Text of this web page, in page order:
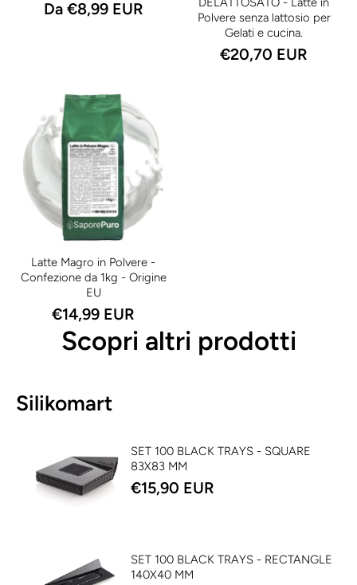
Da €8,99 EUR
Polvere senza lattosio per
Gelati e cucina.
€20,70 EUR
Latte Magro in Polvere -
Confezione da 1kg - Origine
EU
€14,99 EUR
Scopri altri prodotti
Silikomart
SET 100 BLACK TRAYS - SQUARE
83X83 MM
€15,90 EUR
SET 100 BLACK TRAYS - RECTANGLE
140X40 MM